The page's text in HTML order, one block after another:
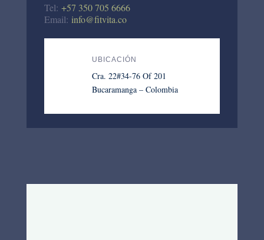
Tel: +57 350 705 6666
Email: info@fitvita.co
UBICACIÓN
Cra. 22#34-76 Of 201
Bucaramanga – Colombia